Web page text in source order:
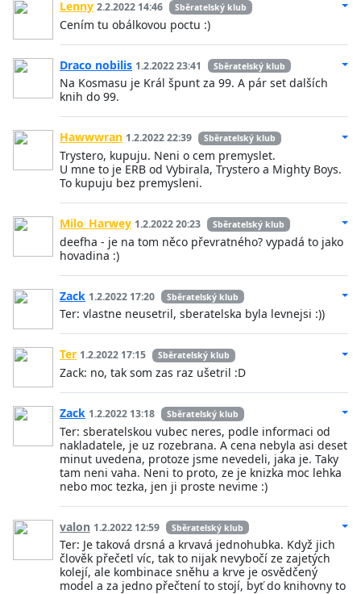
Lenny 2.2.2022 14:46 Sběratelský klub
Cením tu obálkovou poctu :)
Draco nobilis 1.2.2022 23:41 Sběratelský klub
Na Kosmasu je Král špunt za 99. A pár set dalších
knih do 99.
Hawwwran 1.2.2022 22:39 Sběratelský klub
Trystero, kupuju. Neni o cem premyslet.
U mne to je ERB od Vybirala, Trystero a Mighty Boys.
To kupuju bez premysleni.
Milo_Harwey 1.2.2022 20:23 Sběratelský klub
deefha - je na tom něco převratného? vypadá to jako
hovadina :)
Zack 1.2.2022 17:20 Sběratelský klub
Ter: vlastne neusetril, sberatelska byla levnejsi :))
Ter 1.2.2022 17:15 Sběratelský klub
Zack: no, tak som zas raz ušetril :D
Zack 1.2.2022 13:18 Sběratelský klub
Ter: sberatelskou vubec neres, podle informaci od
nakladatele, je uz rozebrana. A cena nebyla asi deset
minut uvedena, protoze jsme nevedeli, jaka je. Taky
tam neni vaha. Neni to proto, ze je knizka moc lehka
nebo moc tezka, jen ji proste nevime :)
valon 1.2.2022 12:59 Sběratelský klub
Ter: Je taková drsná a krvavá jednohubka. Když jich
člověk přečetl víc, tak to nijak nevybočí ze zajetých
kolejí, ale kombinace sněhu a krve je osvědčený
model a za jedno přečtení to stojí, byť do knihovny to